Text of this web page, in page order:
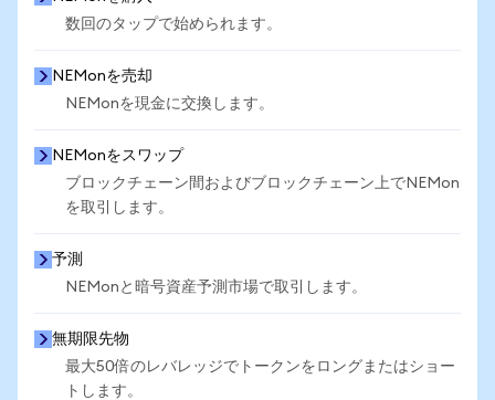
数回のタップで始められます。
NEMonを売却
NEMonを現金に交換します。
NEMonをスワップ
ブロックチェーン間およびブロックチェーン上でNEMon
を取引します。
予測
NEMonと暗号資産予測市場で取引します。
無期限先物
最大50倍のレバレッジでトークンをロングまたはショー
トします。